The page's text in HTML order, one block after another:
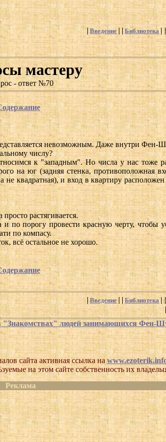
Введение
Библиотека
мастеру
- ответ №70
невозможным. Даже внутри Фен-
числу?
к "западным". Но числа у нас тоже
на юг (задняя стенка, противоположная
квадратная), и вход в квартиру
растягивается.
по порогу провести красную черту, чтобы
по компасу.
всё остальное не хорошо.
Введение Библиотека
"Знакомствах" людей занимающихся Фен-
сайта активная ссылка на
на этом сайте собственность их
Реклама